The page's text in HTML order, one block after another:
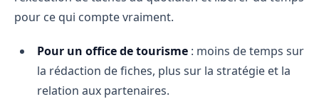
pour ce qui compte vraiment.
Pour un office de tourisme : moins de temps sur
la rédaction de fiches, plus sur la stratégie et la
relation aux partenaires.